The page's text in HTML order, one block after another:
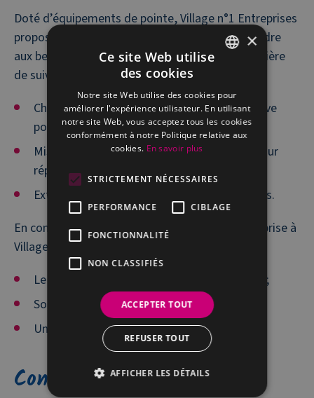
Doté d’équipements de pointe, Village n°1 Entreprises
propose un panel de services conçus pour répondre
aux besoins spécifiques des PME et TPE en matière
de suivi administratif :
Check-up de votre organisation administrative
pour identifier les points d’amélioration.
Mise en place de solutions personnalisées pour
répondre à vos besoins spécifiques.
Externalisation de vos tâches administratives.
En confiant le suivi administratif de votre entreprise à
Village n°1 Entreprises, vous bénéficiez de :
Le professionnalisme d’une équipe dévouée ;
Solutions flexibles ;
Un engagement social et solidaire.
Conclusion
DUTCH
×
Ce site Web utilise
des cookies
Notre site Web utilise des cookies pour
améliorer l'expérience utilisateur. En utilisant
notre site Web, vous acceptez tous les cookies
conformément à notre Politique relative aux
cookies. En savoir plus
STRICTEMENT NÉCESSAIRES
PERFORMANCE CIBLAGE
FONCTIONNALITÉ
NON CLASSIFIÉS
ACCEPTER TOUT
REFUSER TOUT
AFFICHER LES DÉTAILS